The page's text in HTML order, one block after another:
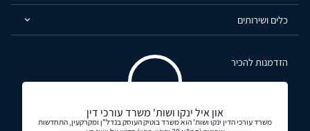
כלים ושירותים
הזדמנות להכיר
און איל ינקו ושות' משרד עורכי דין
משרד עורכי הדין ינקו ושות' הוא משרד בוטיק העוסק בנדל"ן ומקרקעין, התחדשות